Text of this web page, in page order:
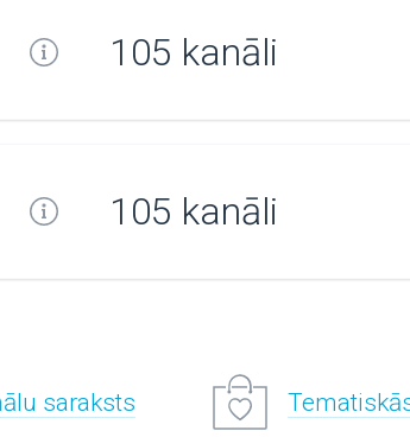
105 kanāli
105 kanāli
saraksts